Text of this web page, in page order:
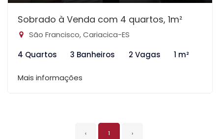
Sobrado à Venda com 4 quartos, 1m²
São Francisco, Cariacica-ES
4 Quartos
3 Banheiros 2 Vagas 1 m²
Mais informações
‹ 1 ›